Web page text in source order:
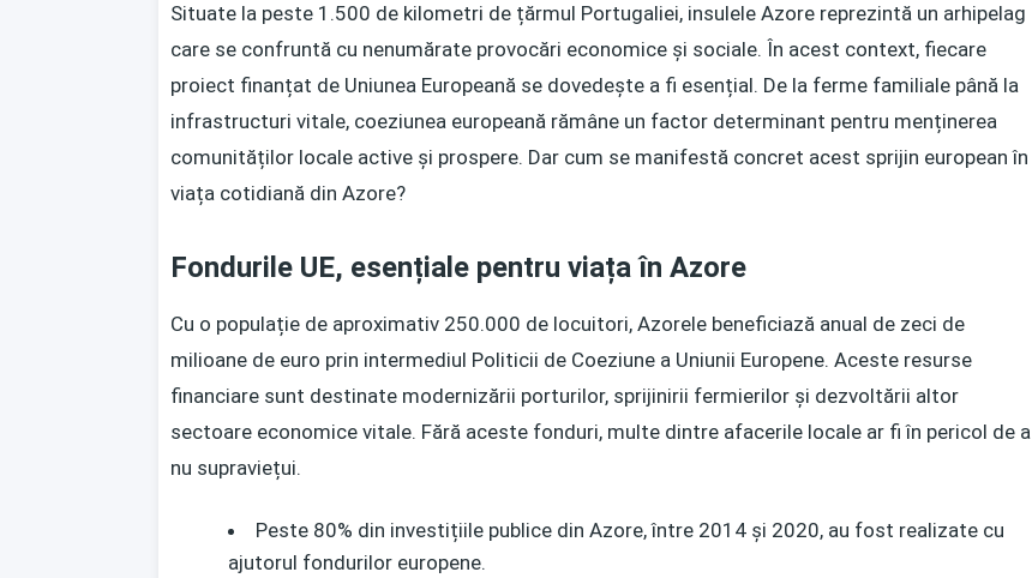
Situate la peste 1.500 de kilometri de țărmul Portugaliei, insulele Azore reprezintă un arhipelag
care se confruntă cu nenumărate provocări economice și sociale. În acest context, fiecare
proiect finanțat de Uniunea Europeană se dovedește a fi esențial. De la ferme familiale până la
infrastructuri vitale, coeziunea europeană rămâne un factor determinant pentru menținerea
comunităților locale active și prospere. Dar cum se manifestă concret acest sprijin european în
viața cotidiană din Azore?
Fondurile UE, esențiale pentru viața în Azore
Cu o populație de aproximativ 250.000 de locuitori, Azorele beneficiază anual de zeci de
milioane de euro prin intermediul Politicii de Coeziune a Uniunii Europene. Aceste resurse
financiare sunt destinate modernizării porturilor, sprijinirii fermierilor și dezvoltării altor
sectoare economice vitale. Fără aceste fonduri, multe dintre afacerile locale ar fi în pericol de a
nu supraviețui.
Peste 80% din investițiile publice din Azore, între 2014 și 2020, au fost realizate cu
ajutorul fondurilor europene.